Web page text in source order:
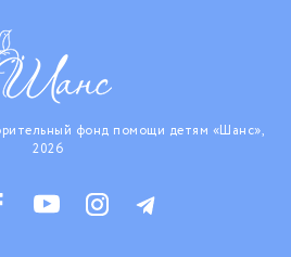
фонд помощи детям «Шанс»,
2026